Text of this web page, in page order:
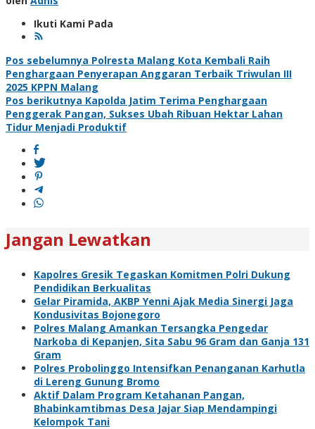
Ikuti Kami Pada
Navigasi
pos
Pos sebelumnya Polresta Malang Kota Kembali Raih
Penghargaan Penyerapan Anggaran Terbaik Triwulan III
2025 KPPN Malang
Pos berikutnya Kapolda Jatim Terima Penghargaan
Penggerak Pangan, Sukses Ubah Ribuan Hektar Lahan
Tidur Menjadi Produktif
Jangan Lewatkan
Kapolres Gresik Tegaskan Komitmen Polri Dukung
Pendidikan Berkualitas
Gelar Piramida, AKBP Yenni Ajak Media Sinergi Jaga
Kondusivitas Bojonegoro
Polres Malang Amankan Tersangka Pengedar
Narkoba di Kepanjen, Sita Sabu 96 Gram dan Ganja 131
Gram
Polres Probolinggo Intensifkan Penanganan Karhutla
di Lereng Gunung Bromo
Aktif Dalam Program Ketahanan Pangan,
Bhabinkamtibmas Desa Jajar Siap Mendampingi
Kelompok Tani